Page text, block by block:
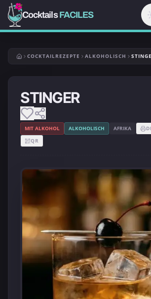
CocktailsFACILES
COCKTAILREZEPTE ALKOHOLISCH
STINGER
MIT ALKOHOL ALKOHOLISCH AFRIKA
QR